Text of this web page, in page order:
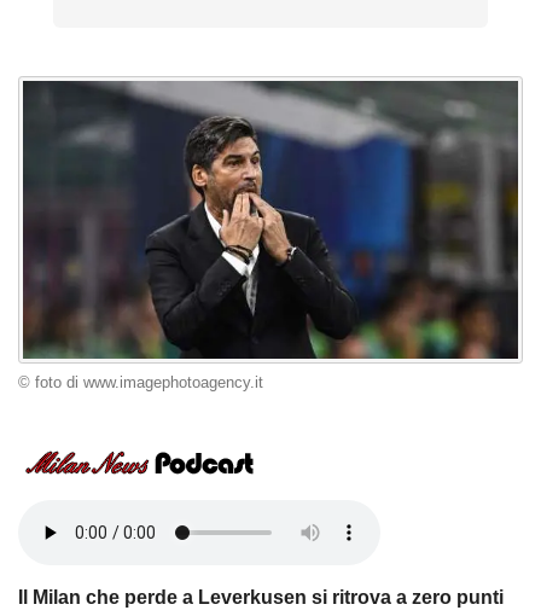
© foto di www.imagephotoagency.it
Il Milan che perde a Leverkusen si ritrova a zero punti